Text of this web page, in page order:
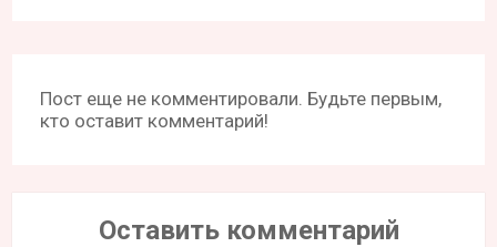
Пост еще не комментировали. Будьте первым,
кто оставит комментарий!
Оставить комментарий